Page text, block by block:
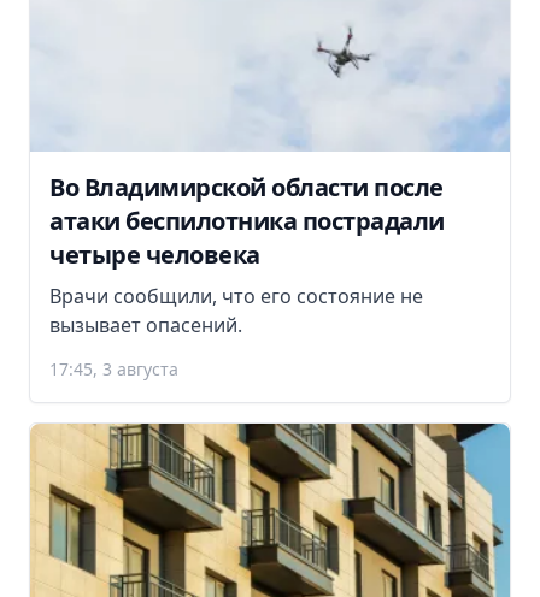
Во Владимирской области после
атаки беспилотника пострадали
четыре человека
Врачи сообщили, что его состояние не
вызывает опасений.
17:45, 3 августа